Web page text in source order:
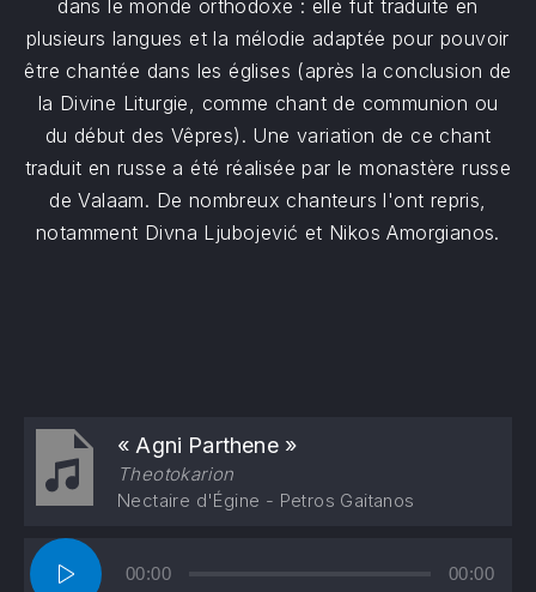
dans le monde orthodoxe : elle fut traduite en
plusieurs langues et la mélodie adaptée pour pouvoir
être chantée dans les églises (après la conclusion de
la Divine Liturgie, comme chant de communion ou
du début des Vêpres). Une variation de ce chant
traduit en russe a été réalisée par le monastère russe
de Valaam. De nombreux chanteurs l'ont repris,
notamment Divna Ljubojević et Nikos Amorgianos.
« Agni Parthene »
Theotokarion
Nectaire d'Égine - Petros Gaitanos
Lecteur
audio
00:00 00:00